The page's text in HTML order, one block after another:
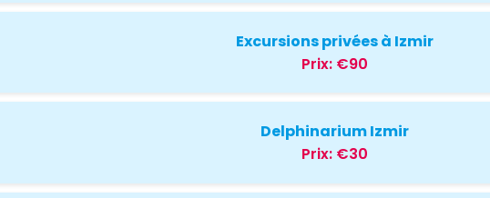
Excursions privées à Izmir
Prix: €90
Delphinarium Izmir
Prix: €30